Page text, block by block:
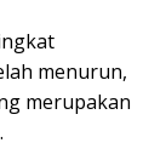
menurun,
merupakan